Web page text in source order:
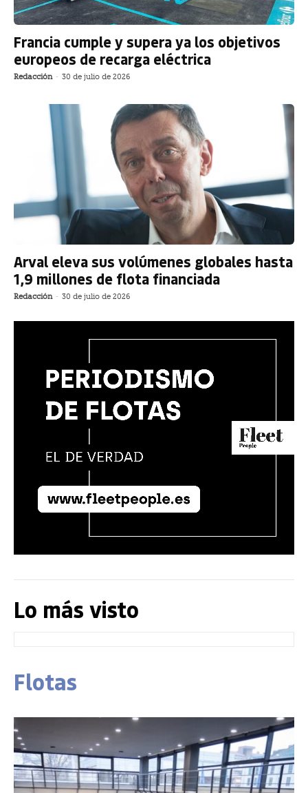
Francia cumple y supera ya los objetivos
europeos de recarga eléctrica
Redacción - 30 de julio de 2026
Arval eleva sus volúmenes globales hasta
1,9 millones de flota financiada
Redacción - 30 de julio de 2026
Lo más visto
Flotas